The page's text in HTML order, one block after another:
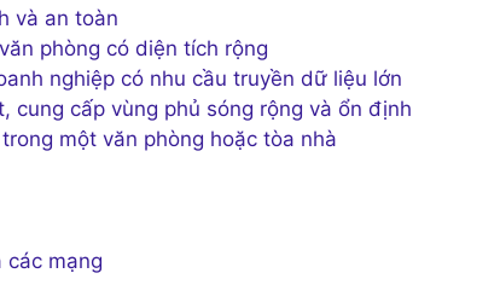
và an toàn
phòng có diện tích rộng
nghiệp có nhu cầu truyền dữ liệu lớn
cung cấp vùng phủ sóng rộng và ổn định
một văn phòng hoặc tòa nhà
mạng